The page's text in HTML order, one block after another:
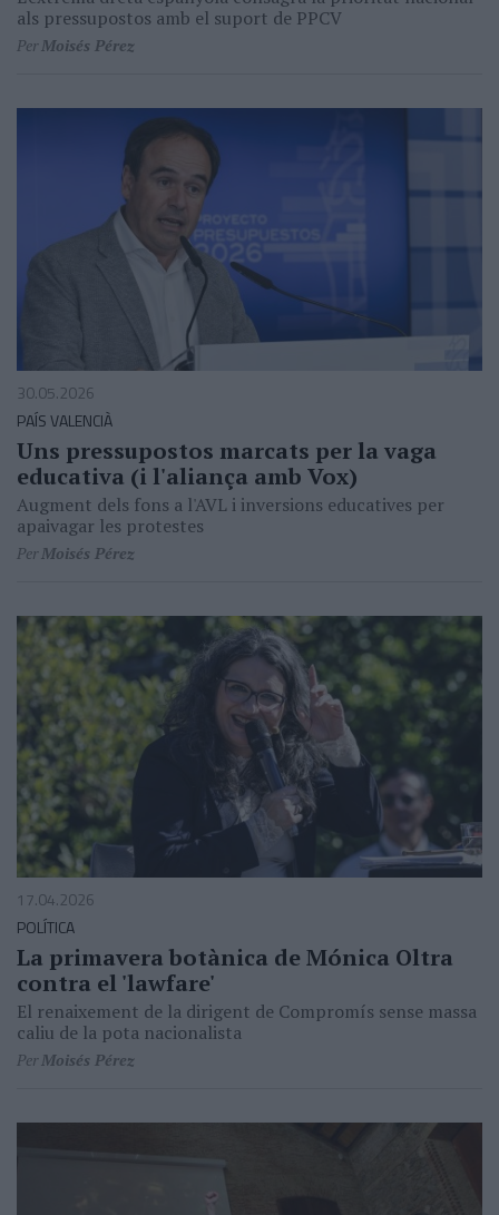
als pressupostos amb el suport de PPCV
PerMoisés Pérez
30.05.2026
PAÍS VALENCIÀ
Uns pressupostos marcats per la vaga
educativa (i l'aliança amb Vox)
Augment dels fons a l'AVL i inversions educatives per
apaivagar les protestes
PerMoisés Pérez
17.04.2026
POLÍTICA
La primavera botànica de Mónica Oltra
contra el 'lawfare'
El renaixement de la dirigent de Compromís sense massa
caliu de la pota nacionalista
PerMoisés Pérez